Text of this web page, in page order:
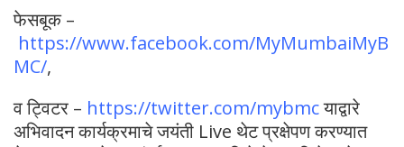
फेसबूक –
https://www.facebook.com/MyMumbaiMyB
MC/,
व ट्विटर – https://twitter.com/mybmcयाद्वारे
अभिवादन कार्यक्रमाचे जयंती Live थेट प्रक्षेपण करण्यात